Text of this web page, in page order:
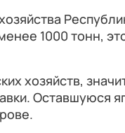
1000 тонн,
хозяйств,
Оставшуюся